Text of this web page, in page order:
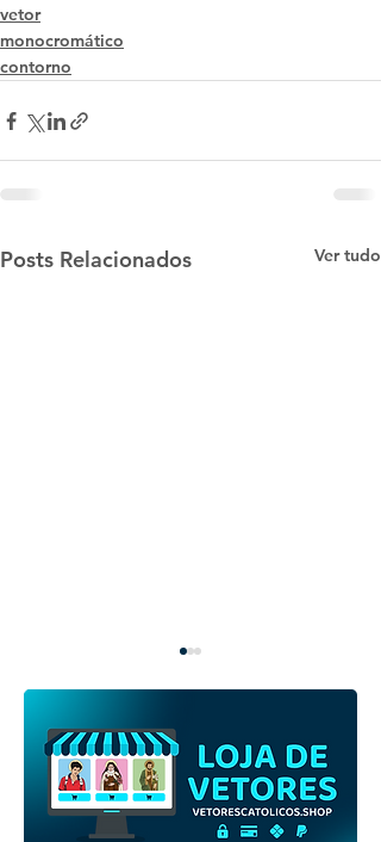
vetor
monocromático
contorno
Posts Relacionados Ver tudo